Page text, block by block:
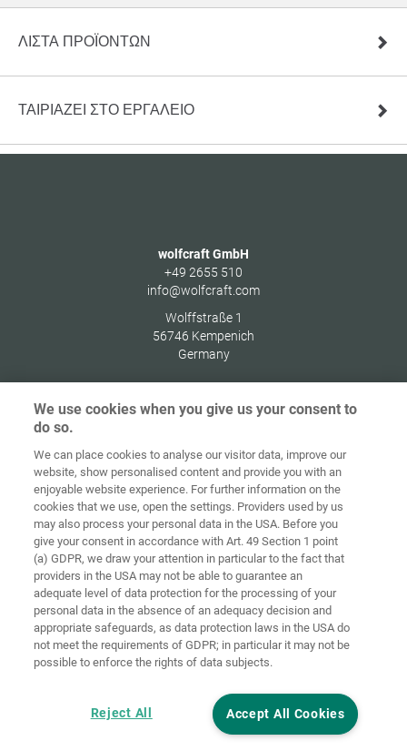
ΛΊΣΤΑ ΠΡΟΪΌΝΤΩΝ
ΤΑΙΡΙΑΖΕΙ ΣΤΟ ΕΡΓΑΛΕΙΟ
wolfcraft GmbH
+49 2655 510
info@wolfcraft.com
Wolffstraße 1
56746 Kempenich
Germany
Αρχική Επικοινωνία
Στοιχεία
έκδοσης
Προστασία
δεδομένων
Γενικοί Όροι
Συναλλαγών
Οδηγίες για
Cookies Σύνδεση
Accessibility
Statement
Ρυθμίσεις cookies
We use cookies when you give us your consent to
do so.
We can place cookies to analyse our visitor data, improve our
website, show personalised content and provide you with an
enjoyable website experience. For further information on the
cookies that we use, open the settings. Providers used by us
may also process your personal data in the USA. Before you
give your consent in accordance with Art. 49 Section 1 point
(a) GDPR, we draw your attention in particular to the fact that
providers in the USA may not be able to guarantee an
adequate level of data protection for the processing of your
personal data in the absence of an adequacy decision and
appropriate safeguards, as data protection laws in the USA do
not meet the requirements of GDPR; in particular it may not be
possible to enforce the rights of data subjects.
Accept All Cookies
Reject All